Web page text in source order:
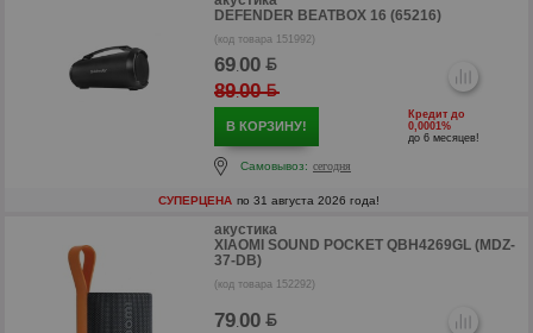
DEFENDER BEATBOX 16 (65216)
(код товара 151992)
69.00
89.00
В КОРЗИНУ!
Кредит до
0,0001%
до 6 месяцев!
Самовывоз: сегодня
СУПЕРЦЕНА по 31 августа 2026 года!
акустика
XIAOMI SOUND POCKET QBH4269GL (MDZ-
37-DB)
(код товара 152292)
79.00